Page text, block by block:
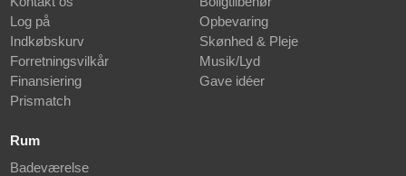
Log på
Indkøbskurv
Forretningsvilkår
Finansiering
Prismatch
Opbevaring
Skønhed & Pleje
Musik/Lyd
Gave idéer
Rum
Badeværelse